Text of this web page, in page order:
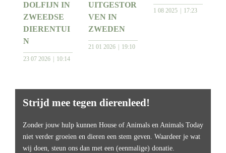
DOLFIJN IN
ZWEEDSE
DIERENTUI
N
23 07 2026 10:14
UITGESTOR
VEN IN
ZWEDEN
21 01 2026 19:10
1 08 2025 17:23
Strijd mee tegen dierenleed!
Zonder jouw hulp kunnen House of Animals en Animals Today
niet verder groeien en dieren een stem geven. Waardeer je wat
wij doen, steun ons dan met een (eenmalige) donatie.